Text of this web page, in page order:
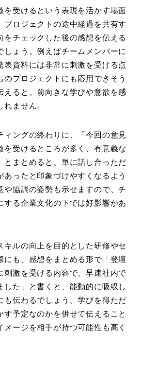
を受けるという表現を活かす場面
プロジェクトの途中経過を共有す
をチェックした後の感想を伝える
しょう。例えばチームメンバーに
表資料には非常に刺激を受ける点
のプロジェクトにも応用できそう
えると、前向きな学びや意欲を感
れません。
ィングの終わりに、「今回の意見
を受けるところが多く、有意義な
とまとめると、単に話し合っただ
あったと印象づけやすくなるよう
や協調の姿勢も示せますので、チ
する企業文化の下では好影響があ
キルの向上を目的とした研修やセ
にも、感想をまとめる形で「登壇
刺激を受ける内容で、早速社内で
した」と書くと、能動的に吸収し
も伝わるでしょう。学びを得ただ
す予定なのかを併せて伝えること
メージを相手が持つ可能性も高く